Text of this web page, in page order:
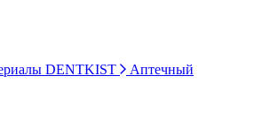
DENTKIST Аптечный